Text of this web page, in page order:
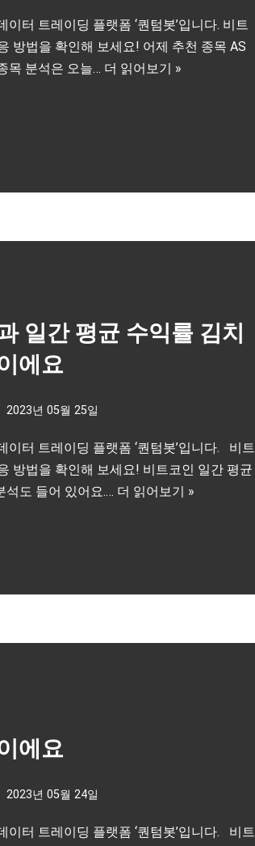
터 트레이딩 플랫폼 ‘퀀텀봇’입니다. 비트
방법을 확인해 보세요! 어제 추천 종목 AS
목 분석은 오늘… 더 읽어보기 »
일간 평균 수익률 김치
에요
2023년 05월 25일
터 트레이딩 플랫폼 ‘퀀텀봇’입니다. 비트
방법을 확인해 보세요! 비트코인 일간 평균
석도 들어 있어요.… 더 읽어보기 »
에요
2023년 05월 24일
터 트레이딩 플랫폼 ‘퀀텀봇’입니다. 비트